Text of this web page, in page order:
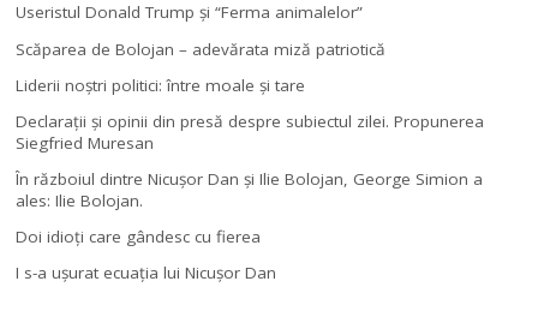
Useristul Donald Trump şi “Ferma animalelor”
Scăparea de Bolojan – adevărata miză patriotică
Liderii noştri politici: între moale şi tare
Declaraţii şi opinii din presă despre subiectul zilei. Propunerea
Siegfried Muresan
În războiul dintre Nicuşor Dan şi Ilie Bolojan, George Simion a
ales: Ilie Bolojan.
Doi idioţi care gândesc cu fierea
I s-a uşurat ecuaţia lui Nicuşor Dan